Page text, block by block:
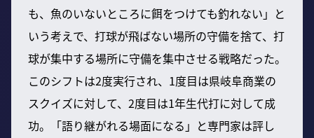
も、魚のいないところに餌をつけても釣れない」と
いう考えで、打球が飛ばない場所の守備を捨て、打
球が集中する場所に守備を集中させる戦略だった。
このシフトは2度実行され、1度目は県岐阜商業の
スクイズに対して、2度目は1年生代打に対して成
功。「語り継がれる場面になる」と専門家は評し